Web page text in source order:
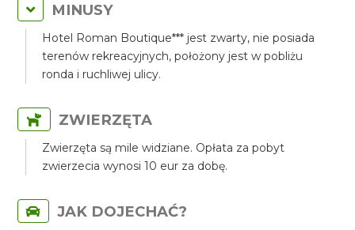
MINUSY
Hotel Roman Boutique*** jest zwarty, nie posiada
terenów rekreacyjnych, położony jest w pobliżu
ronda i ruchliwej ulicy.
ZWIERZĘTA
Zwierzęta są mile widziane. Opłata za pobyt
zwierzecia wynosi 10 eur za dobę.
JAK DOJECHAĆ?